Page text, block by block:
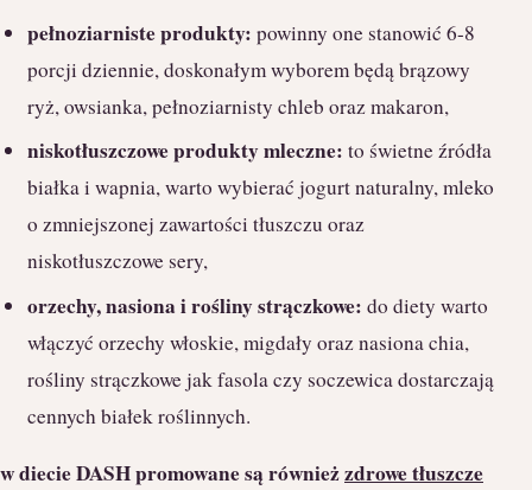
pełnoziarniste produkty: powinny one stanowić 6-8
porcji dziennie, doskonałym wyborem będą brązowy
ryż, owsianka, pełnoziarnisty chleb oraz makaron,
niskotłuszczowe produkty mleczne: to świetne źródła
białka i wapnia, warto wybierać jogurt naturalny, mleko
o zmniejszonej zawartości tłuszczu oraz
niskotłuszczowe sery,
orzechy, nasiona i rośliny strączkowe: do diety warto
włączyć orzechy włoskie, migdały oraz nasiona chia,
rośliny strączkowe jak fasola czy soczewica dostarczają
cennych białek roślinnych.
w diecie DASH promowane są równieżzdrowe tłuszcze